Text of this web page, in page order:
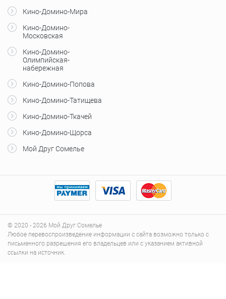
Кино-Домино-Мира
Кино-Домино-
Московская
Кино-Домино-
Олимпийская-
набережная
Кино-Домино-Попова
Кино-Домино-Татищева
Кино-Домино-Ткачей
Кино-Домино-Щорса
Мой Друг Сомелье
© 2020 - 2026 Мой Друг Сомелье
Любое перевоспроизведение информации с сайта возможно только с
письменного разрешения его владельцев или с указанием активной
ссылки на источник.